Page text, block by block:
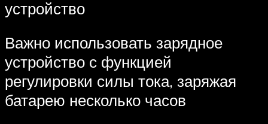
устройство
Важно использовать зарядное
устройство с функцией
регулировки силы тока, заряжая
батарею несколько часов